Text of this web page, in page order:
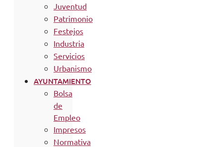
Juventud
Patrimonio
Festejos
Industria
Servicios
Urbanismo
AYUNTAMIENTO
Bolsa
de
Empleo
Impresos
Normativa